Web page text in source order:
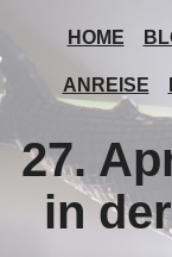
HOME
ANREISE
27.
in